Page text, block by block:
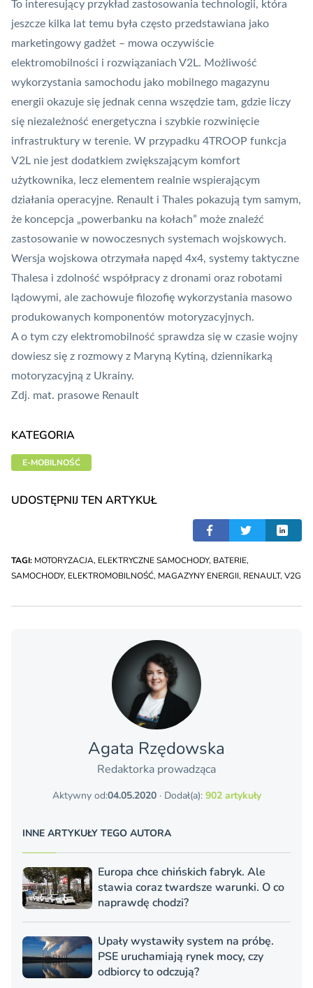
To interesujący przykład zastosowania technologii, która
jeszcze kilka lat temu była często przedstawiana jako
marketingowy gadżet – mowa oczywiście
elektromobilności i rozwiązaniach V2L. Możliwość
wykorzystania samochodu jako mobilnego magazynu
energii okazuje się jednak cenna wszędzie tam, gdzie liczy
się niezależność energetyczna i szybkie rozwinięcie
infrastruktury w terenie. W przypadku 4TROOP funkcja
V2L nie jest dodatkiem zwiększającym komfort
użytkownika, lecz elementem realnie wspierającym
działania operacyjne. Renault i Thales pokazują tym samym,
że koncepcja „powerbanku na kołach” może znaleźć
zastosowanie w nowoczesnych systemach wojskowych.
Wersja wojskowa otrzymała napęd 4x4, systemy taktyczne
Thalesa i zdolność współpracy z dronami oraz robotami
lądowymi, ale zachowuje filozofię wykorzystania masowo
produkowanych komponentów motoryzacyjnych.
A o tym czy elektromobilność sprawdza się w czasie wojny
dowiesz się z rozmowy z Maryną Kytiną, dziennikarką
motoryzacyjną z Ukrainy.
Zdj. mat. prasowe Renault
KATEGORIA
E-MOBILNOŚĆ
UDOSTĘPNIJ TEN ARTYKUŁ
TAGI: MOTORYZACJA, ELEKTRYCZNE SAMOCHODY, BATERIE,
SAMOCHODY, ELEKTROMOBILNOŚĆ, MAGAZYNY ENERGII, RENAULT, V2G
Agata Rzędowska
Redaktorka prowadząca
Aktywny od:04.05.2020· Dodał(a): 902 artykuły
INNE ARTYKUŁY TEGO AUTORA
Europa chce chińskich fabryk. Ale
stawia coraz twardsze warunki. O co
naprawdę chodzi?
Upały wystawiły system na próbę.
PSE uruchamiają rynek mocy, czy
odbiorcy to odczują?